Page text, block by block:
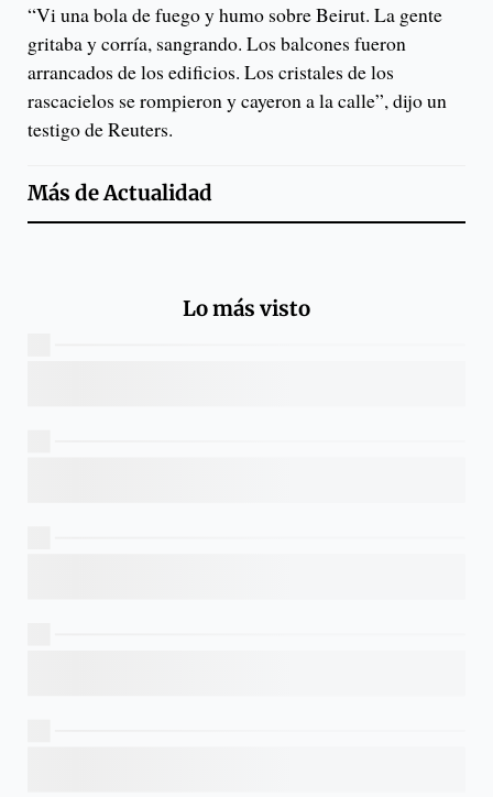
“Vi una bola de fuego y humo sobre Beirut. La gente
gritaba y corría, sangrando. Los balcones fueron
arrancados de los edificios. Los cristales de los
rascacielos se rompieron y cayeron a la calle”, dijo un
testigo de Reuters.
Más deActualidad
Lo más visto